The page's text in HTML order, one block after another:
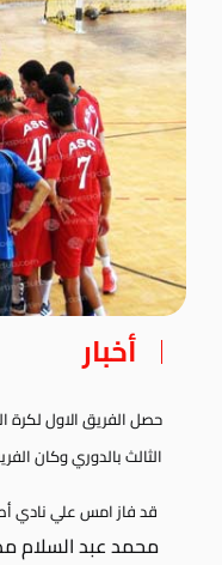
أخبار
حصل الفريق الاول لكرة
الثالث بالدوري وكان
محمد عبد السلام